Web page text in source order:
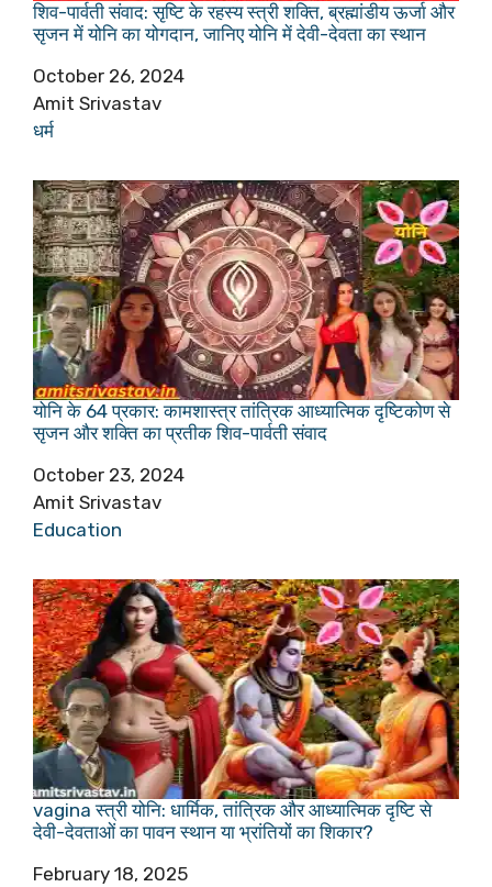
शिव-पार्वती संवाद: सृष्टि के रहस्य स्त्री शक्ति, ब्रह्मांडीय ऊर्जा और
सृजन में योनि का योगदान, जानिए योनि में देवी-देवता का स्थान
Date
October 26, 2024
Author
Amit Srivastav
In relation to
धर्म
योनि के 64 प्रकार: कामशास्त्र तांत्रिक आध्यात्मिक दृष्टिकोण से
सृजन और शक्ति का प्रतीक शिव-पार्वती संवाद
Date
October 23, 2024
Author
Amit Srivastav
In relation to
Education
vagina स्त्री योनि: धार्मिक, तांत्रिक और आध्यात्मिक दृष्टि से
देवी-देवताओं का पावन स्थान या भ्रांतियों का शिकार?
Date
February 18, 2025